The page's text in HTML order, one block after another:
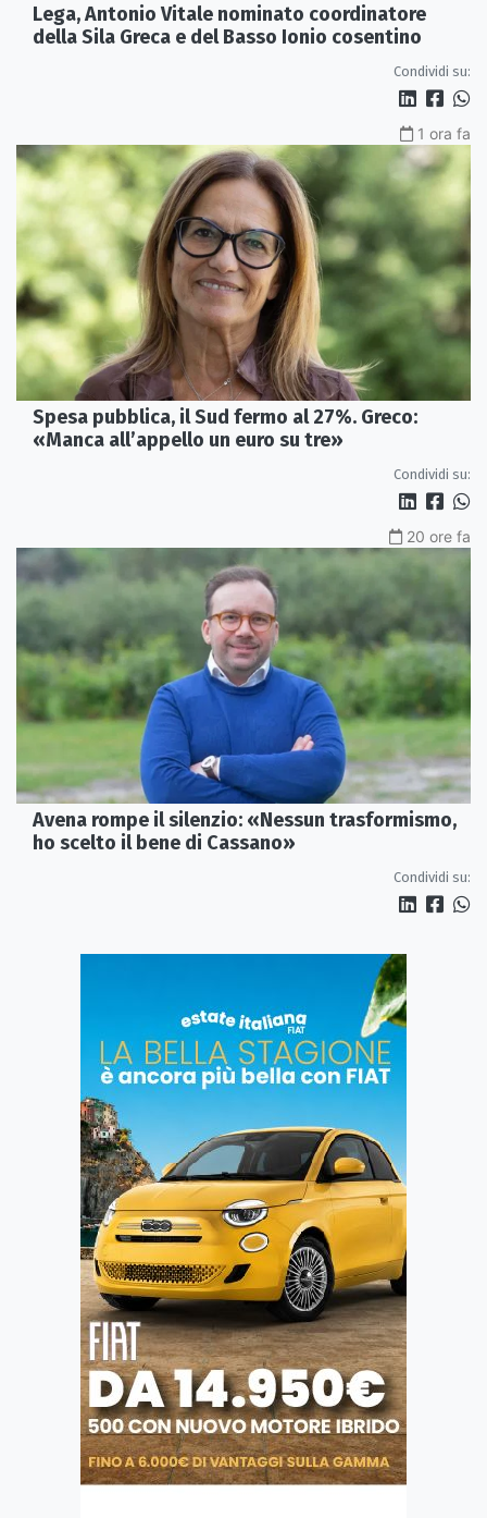
Lega, Antonio Vitale nominato coordinatore
della Sila Greca e del Basso Ionio cosentino
Condividi su:
1 ora fa
Spesa pubblica, il Sud fermo al 27%. Greco:
«Manca all’appello un euro su tre»
Condividi su:
20 ore fa
Avena rompe il silenzio: «Nessun trasformismo,
ho scelto il bene di Cassano»
Condividi su: